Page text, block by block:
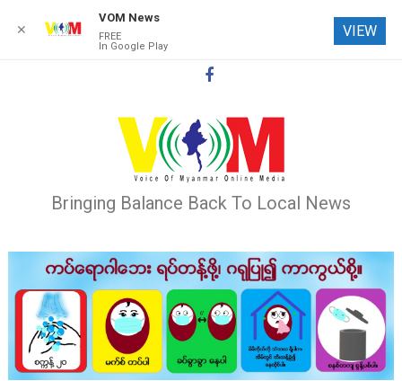
Bringing Balance Back To Local News
✕
VOM News
FREE
In Google Play
VIEW